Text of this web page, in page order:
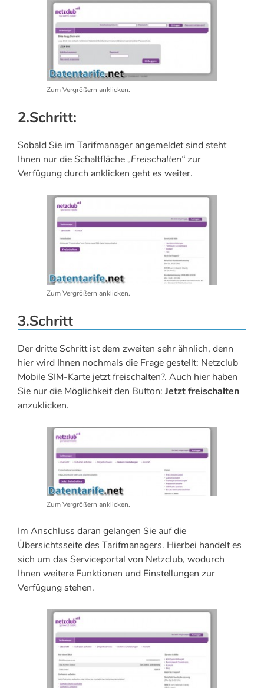
Zum Vergrößern anklicken.
2.Schritt:
Sobald Sie im Tarifmanager angemeldet sind steht
Ihnen nur die Schaltfläche„Freischalten“zur
Verfügung durch anklicken geht es weiter.
Zum Vergrößern anklicken.
3.Schritt
Der dritte Schritt ist dem zweiten sehr ähnlich, denn
hier wird Ihnen nochmals die Frage gestellt: Netzclub
Mobile SIM-Karte jetzt freischalten?. Auch hier haben
Sie nur die Möglichkeit den Button:Jetzt freischalten
anzuklicken.
Zum Vergrößern anklicken.
Im Anschluss daran gelangen Sie auf die
Übersichtsseite des Tarifmanagers. Hierbei handelt es
sich um das Serviceportal von Netzclub, wodurch
Ihnen weitere Funktionen und Einstellungen zur
Verfügung stehen.